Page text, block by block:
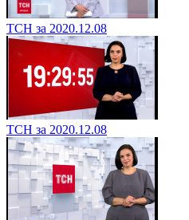
ТСН за 2020.12.08
ТСН за 2020.12.08